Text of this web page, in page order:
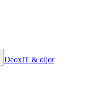
DeoxIT & oljor